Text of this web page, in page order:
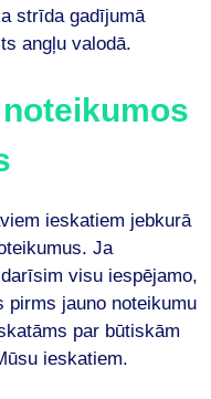
strīda gadījumā
angļu valodā.
ieskatiem jebkurā
Ja
visu iespējamo,
pirms jauno noteikumu
par būtiskām
ieskatiem.